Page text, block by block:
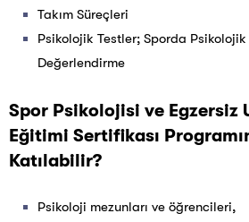
Takım Süreçleri
Psikolojik Testler; Sporda
Değerlendirme
Spor Psikolojisi ve Egzersiz
Eğitimi Sertifikası
Katılabilir?
Psikoloji mezunları ve öğrencileri,